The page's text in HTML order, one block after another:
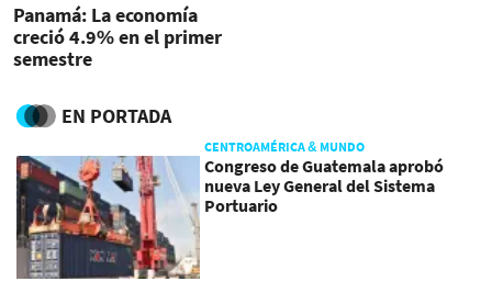
Panamá: La economía
creció 4.9% en el primer
semestre
EN PORTADA
CENTROAMÉRICA & MUNDO
Congreso de Guatemala aprobó
nueva Ley General del Sistema
Portuario